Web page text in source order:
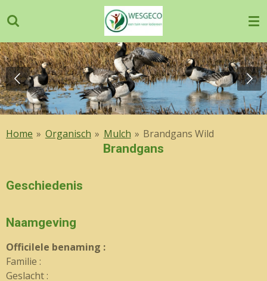
direct
naar
de
hoofdinhoud
Home » Organisch » Mulch » Brandgans Wild
Brandgans
Geschiedenis
Naamgeving
OfficiIele benaming :
Familie :
Geslacht :